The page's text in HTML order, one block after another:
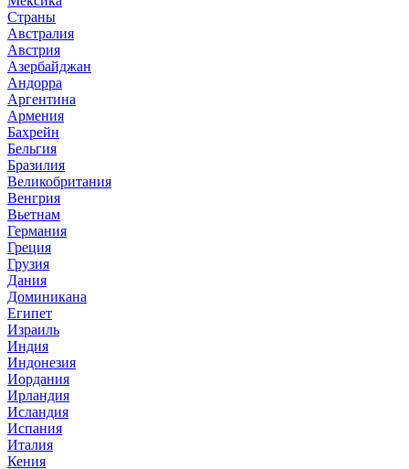
Страны
Австралия
Австрия
Азербайджан
Андорра
Аргентина
Армения
Бахрейн
Бельгия
Бразилия
Великобритания
Венгрия
Вьетнам
Германия
Греция
Грузия
Дания
Доминикана
Египет
Израиль
Индия
Индонезия
Иордания
Ирландия
Исландия
Испания
Италия
Кения